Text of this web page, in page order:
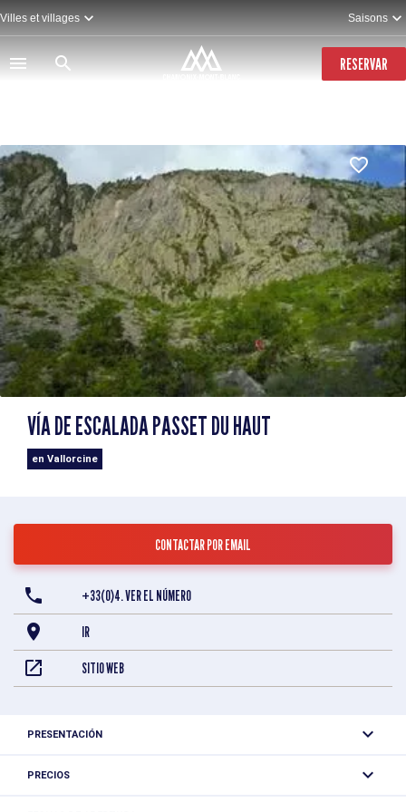
Pasar
al
contenido
principal
Villes et villages Saisons
RESERVAR
VÍA DE ESCALADA PASSET DU HAUT
en Vallorcine
CONTACTAR POR EMAIL
+33(0)4. VER EL NÚMERO
IR
SITIO WEB
PRESENTACIÓN
Hermosas losas, bien equipadas en general.
PRECIOS